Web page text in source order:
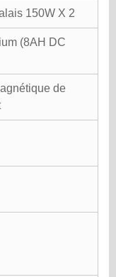
150W X 2
(8AH DC
de